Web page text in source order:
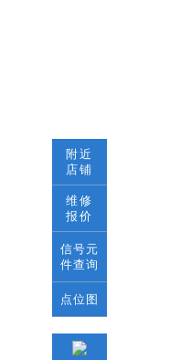
附近
店铺
维修
报价
信号元
件查询
点位图